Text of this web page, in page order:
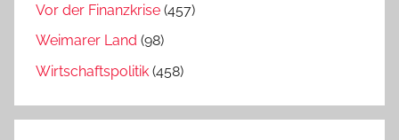
Vor der Finanzkrise (457)
Weimarer Land (98)
Wirtschaftspolitik (458)